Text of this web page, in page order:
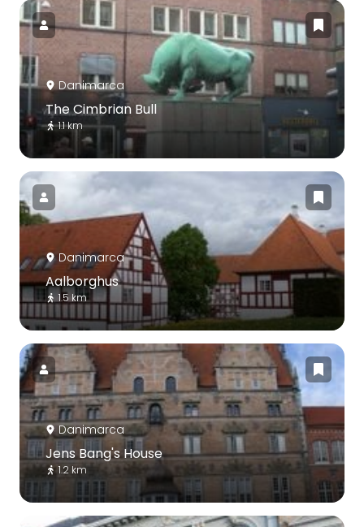
Danimarca
The Cimbrian Bull
1.1 km
Danimarca
Aalborghus
1.5 km
Danimarca
Jens Bang's House
1.2 km